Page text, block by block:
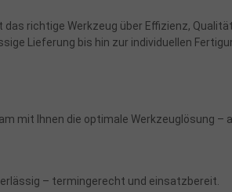
richtige Werkzeug über Effizienz,
Lieferung bis hin zur individuellen
mit Ihnen die optimale Werkzeuglösung
– termingerecht und einsatzbereit.